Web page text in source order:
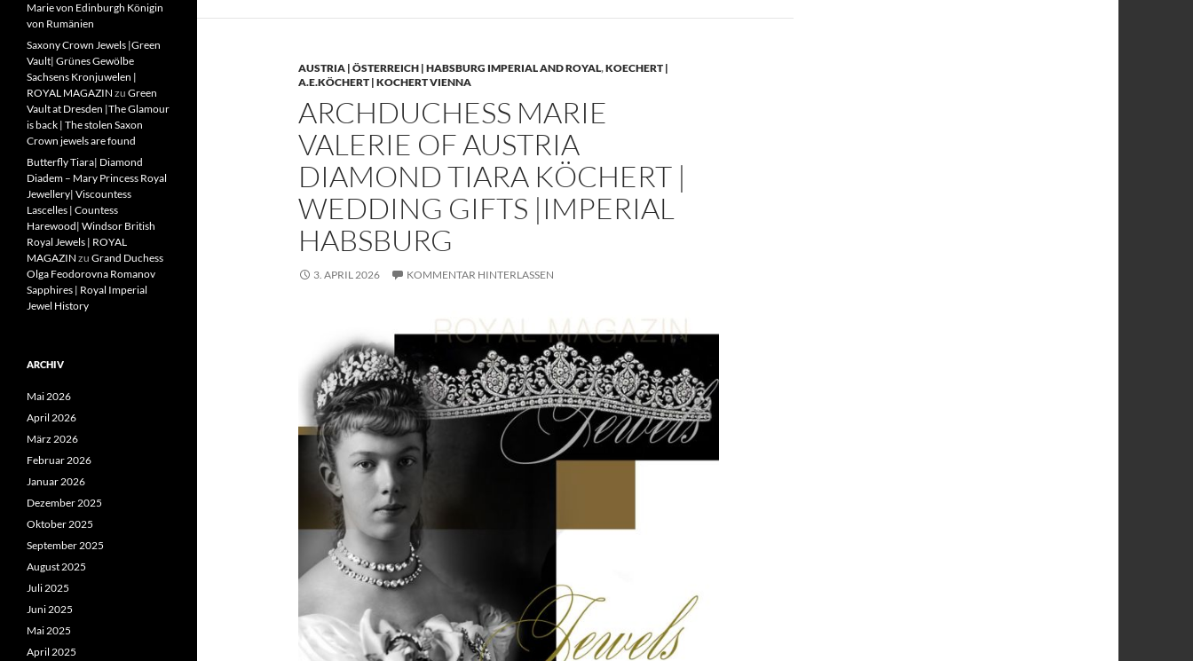
AUSTRIA | ÖSTERREICH | HABSBURG IMPERIAL AND ROYAL,KOECHERT |
A.E.KÖCHERT | KOCHERT VIENNA
ARCHDUCHESS MARIE
VALERIE OF AUSTRIA
DIAMOND TIARA KÖCHERT |
WEDDING GIFTS |IMPERIAL
HABSBURG
3. APRIL 2026 KOMMENTAR HINTERLASSEN
Marie von Edinburgh Königin
von Rumänien
Saxony Crown Jewels |Green
Vault| Grünes Gewölbe
Sachsens Kronjuwelen |
ROYAL MAGAZIN zu Green
Vault at Dresden |The Glamour
is back | The stolen Saxon
Crown jewels are found
Butterfly Tiara| Diamond
Diadem – Mary Princess Royal
Jewellery| Viscountess
Lascelles | Countess
Harewood| Windsor British
Royal Jewels | ROYAL
MAGAZIN zu Grand Duchess
Olga Feodorovna Romanov
Sapphires | Royal Imperial
Jewel History
ARCHIV
Mai 2026
April 2026
März 2026
Februar 2026
Januar 2026
Dezember 2025
Oktober 2025
September 2025
August 2025
Juli 2025
Juni 2025
Mai 2025
April 2025